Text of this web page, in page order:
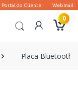
0
Placa Bluetooth